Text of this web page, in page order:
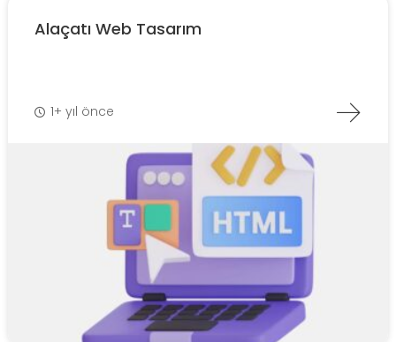
Alaçatı Web Tasarım
1+ yıl önce